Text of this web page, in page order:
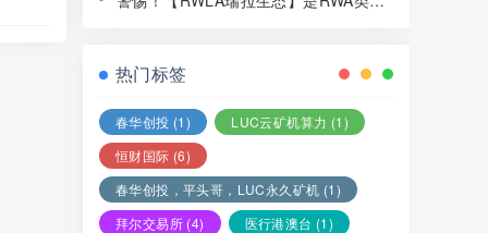
局，赶紧远离！
热门标签
春华创投 (1) LUC云矿机算力 (1)
恒财国际 (6)
春华创投，平头哥，LUC永久矿机 (1)
拜尔交易所 (4) 医行港澳台 (1)